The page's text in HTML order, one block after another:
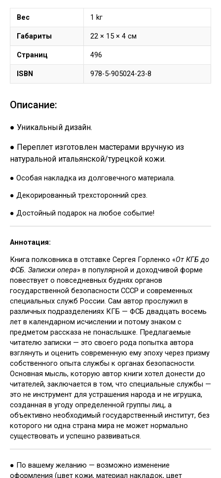
Вес 1 kг
Габариты 22 × 15 × 4 см
Страниц 496
ISBN 978-5-905024-23-8
Описание:
● Уникальный дизайн.
● Переплет изготовлен мастерами вручную из
натуральной итальянской/турецкой кожи.
● Особая накладка из долговечного материала.
● Декорированный трехсторонний срез.
● Достойный подарок на любое событие!
Аннотация:
Книга полковника в отставке Сергея Горленко «От КГБ до
ФСБ. Записки опера» в популярной и доходчивой форме
повествует о повседневных буднях органов
государственной безопасности СССР и современных
специальных служб России. Сам автор прослужил в
различных подразделениях КГБ — ФСБ двадцать восемь
лет в календарном исчислении и потому знаком с
предметом рассказа не понаслышке. Предлагаемые
читателю записки — это своего рода попытка автора
взглянуть и оценить современную ему эпоху через призму
собственного опыта службы к органах безопасности.
Основная мысль, которую автор книги хотел донести до
читателей, заключается в том, что специальные службы —
это не инструмент для устрашения народа и не игрушка,
созданная в угоду определенной группы лиц, а
объективно необходимый государственный институт, без
которого ни одна страна мира не может нормально
существовать и успешно развиваться.
● По вашему желанию — возможно изменение
оформления (цвет кожи, материал накладок, цвет